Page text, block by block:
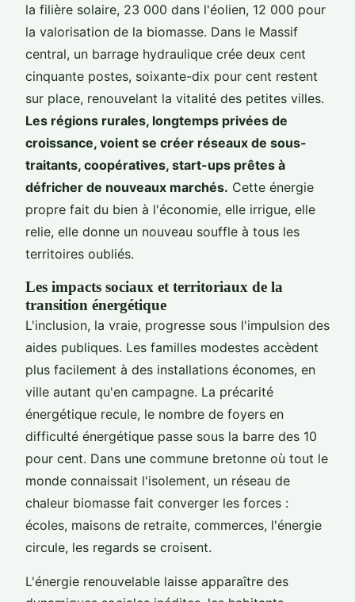
la filière solaire, 23 000 dans l'éolien, 12 000 pour
la valorisation de la biomasse. Dans le Massif
central, un barrage hydraulique crée deux cent
cinquante postes, soixante-dix pour cent restent
sur place, renouvelant la vitalité des petites villes.
Les régions rurales, longtemps privées de
croissance, voient se créer réseaux de sous-
traitants, coopératives, start-ups prêtes à
défricher de nouveaux marchés. Cette énergie
propre fait du bien à l'économie, elle irrigue, elle
relie, elle donne un nouveau souffle à tous les
territoires oubliés.
Les impacts sociaux et territoriaux de la
transition énergétique
L'inclusion, la vraie, progresse sous l'impulsion des
aides publiques. Les familles modestes accèdent
plus facilement à des installations économes, en
ville autant qu'en campagne. La précarité
énergétique recule, le nombre de foyers en
difficulté énergétique passe sous la barre des 10
pour cent. Dans une commune bretonne où tout le
monde connaissait l'isolement, un réseau de
chaleur biomasse fait converger les forces :
écoles, maisons de retraite, commerces, l'énergie
circule, les regards se croisent.
L'énergie renouvelable laisse apparaître des